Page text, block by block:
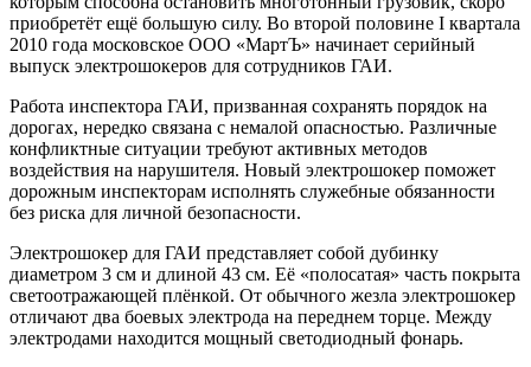
приобретёт ещё большую силу. Во второй половине I квартала
2010 года московское OOO «МартЪ» начинает серийный
выпуск электрошокеров для сотрудников ГАИ.
Работа инспектора ГАИ, призванная сохранять порядок на
дорогах, нередко связана с немалой опасностью. Различные
конфликтные ситуации требуют активных методов
воздействия на нарушителя. Новый электрошокер поможет
дорожным инспекторам исполнять служебные обязанности
без риска для личной безопасности.
Электрошокер для ГАИ представляет собой дубинку
диаметром 3 см и длиной 43 см. Её «полосатая» часть покрыта
светоотражающей плёнкой. От обычного жезла электрошокер
отличают два боевых электрода на переднем торце. Между
электродами находится мощный светодиодный фонарь.